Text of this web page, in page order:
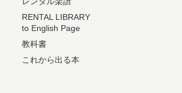
RENTAL LIBRARY
to English Page
教科書
これから出る本